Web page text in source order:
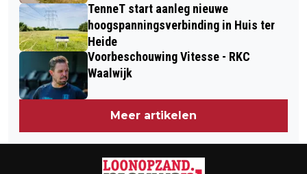
TenneT start aanleg nieuwe
hoogspanningsverbinding in Huis ter
Heide
Voorbeschouwing Vitesse - RKC
Waalwijk
Meer artikelen